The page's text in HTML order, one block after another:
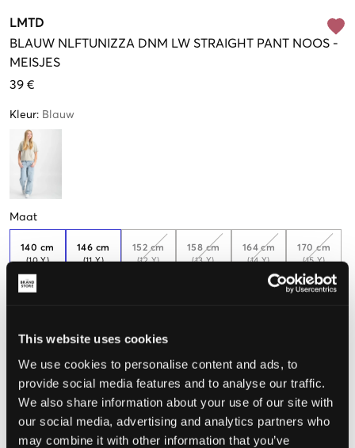
This website uses cookies
We use cookies to personalise content and ads, to
provide social media features and to analyse our traffic.
We also share information about your use of our site with
our social media, advertising and analytics partners who
may combine it with other information that you’ve
LMTD
BLAUW NLFTUNIZZA DNM LW STRAIGHT PANT NOOS -
MEISJES
39 €
Kleur: Blauw
Maat
140 cm
(10 Y)
Weinig
beschikbaar
146 cm
(11 Y)
152 cm
(12 Y)
158 cm
(13 Y)
164 cm
(14 Y)
170 cm
(15 Y)
De maat lijkt
Te klein Perfect Te groot